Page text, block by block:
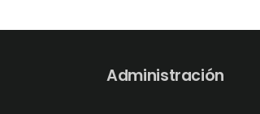
Administración